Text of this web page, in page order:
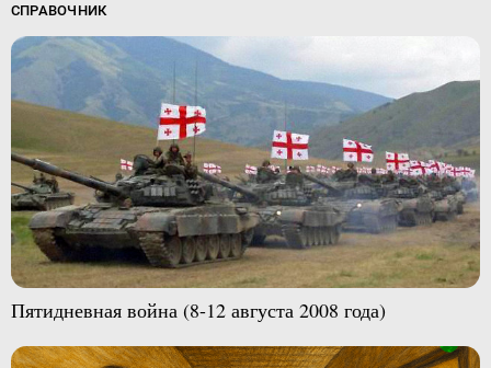
СПРАВОЧНИК
Пятидневная война (8-12 августа 2008 года)